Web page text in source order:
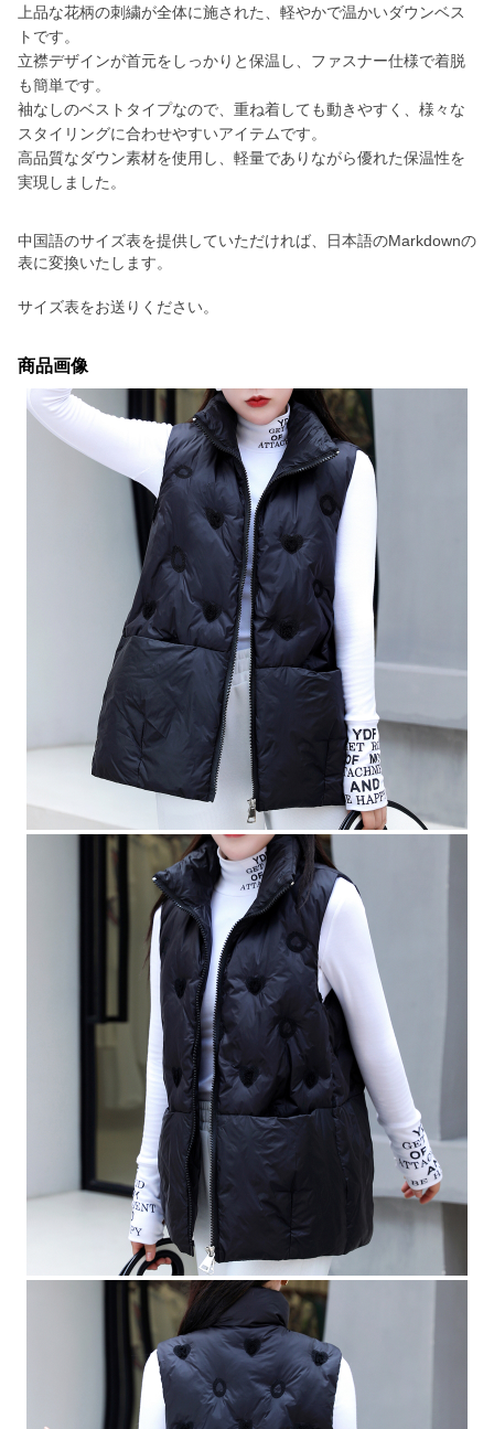
上品な花柄の刺繍が全体に施された、軽やかで温かいダウンベス
トです。
立襟デザインが首元をしっかりと保温し、ファスナー仕様で着脱
も簡単です。
袖なしのベストタイプなので、重ね着しても動きやすく、様々な
スタイリングに合わせやすいアイテムです。
高品質なダウン素材を使用し、軽量でありながら優れた保温性を
実現しました。
中国語のサイズ表を提供していただければ、日本語のMarkdownの
表に変換いたします。
サイズ表をお送りください。
商品画像